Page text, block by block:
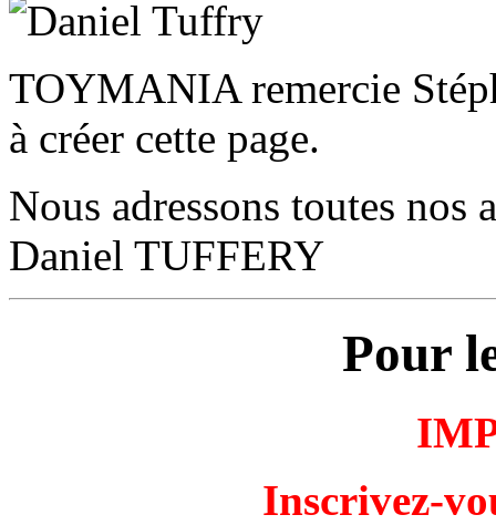
TOYMANIA remercie
à créer cette page.
Nous adressons toutes nos
Daniel TUFFERY
Pour
Inscrivez-